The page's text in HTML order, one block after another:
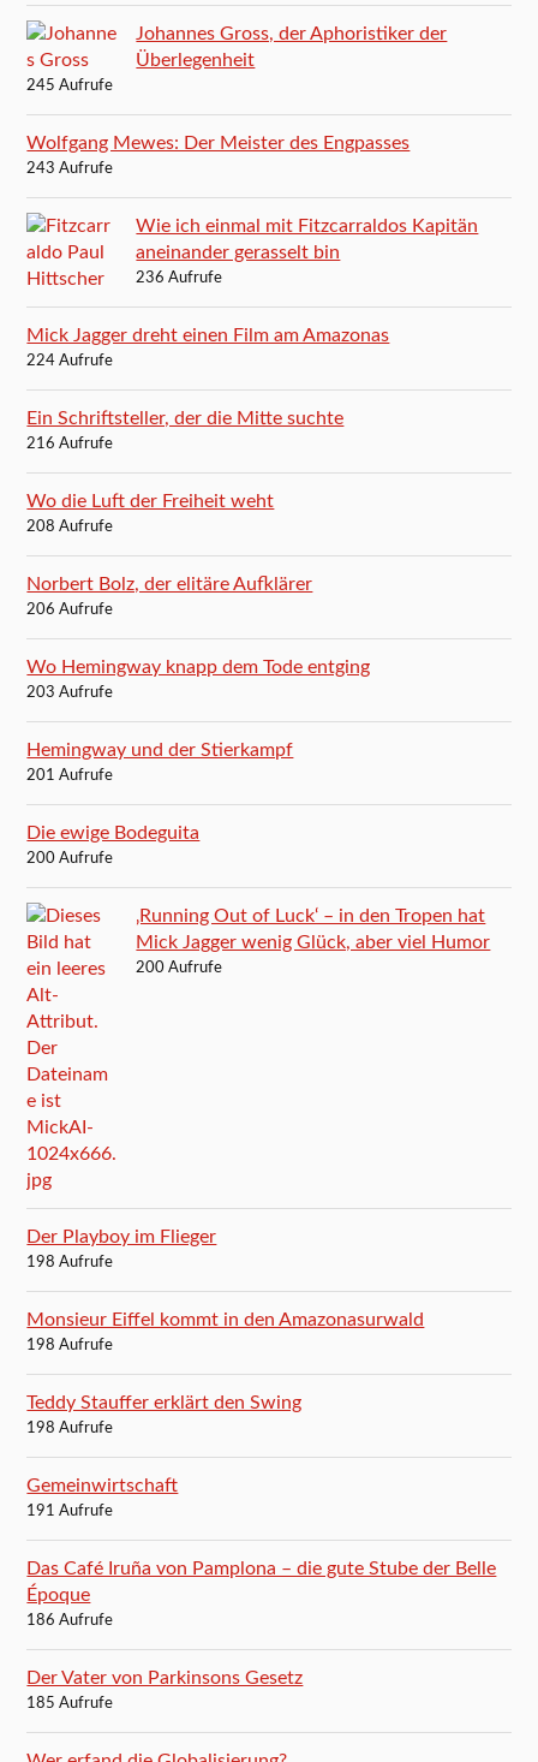
Johannes Gross, der Aphoristiker der
Überlegenheit
245 Aufrufe
Wolfgang Mewes: Der Meister des Engpasses
243 Aufrufe
Wie ich einmal mit Fitzcarraldos Kapitän
aneinander gerasselt bin
236 Aufrufe
Mick Jagger dreht einen Film am Amazonas
224 Aufrufe
Ein Schriftsteller, der die Mitte suchte
216 Aufrufe
Wo die Luft der Freiheit weht
208 Aufrufe
Norbert Bolz, der elitäre Aufklärer
206 Aufrufe
Wo Hemingway knapp dem Tode entging
203 Aufrufe
Hemingway und der Stierkampf
201 Aufrufe
Die ewige Bodeguita
200 Aufrufe
‚Running Out of Luck‘ – in den Tropen hat
Mick Jagger wenig Glück, aber viel Humor
200 Aufrufe
Der Playboy im Flieger
198 Aufrufe
Monsieur Eiffel kommt in den Amazonasurwald
198 Aufrufe
Teddy Stauffer erklärt den Swing
198 Aufrufe
Gemeinwirtschaft
191 Aufrufe
Das Café Iruña von Pamplona – die gute Stube der Belle
Époque
186 Aufrufe
Der Vater von Parkinsons Gesetz
185 Aufrufe